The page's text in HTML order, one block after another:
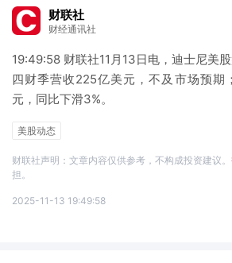
财联社
财经通讯社
19:49:58 财联社11月13日电，迪士尼美
四财季营收225亿美元，不及市场预期
元，同比下滑3%。
美股动态
财联社声明：文章内容仅供参考，不构成投资建议
担。
2025-11-13 19:49:58